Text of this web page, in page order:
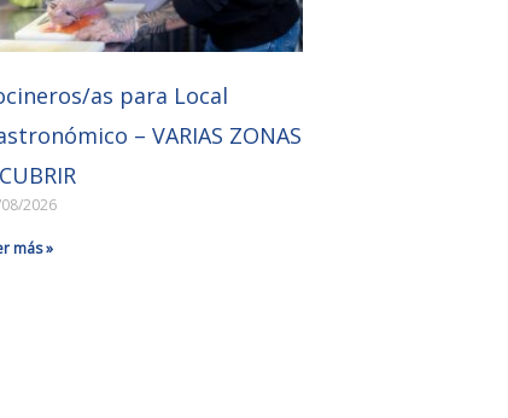
as para Local
– VARIAS ZONAS
2026
más »